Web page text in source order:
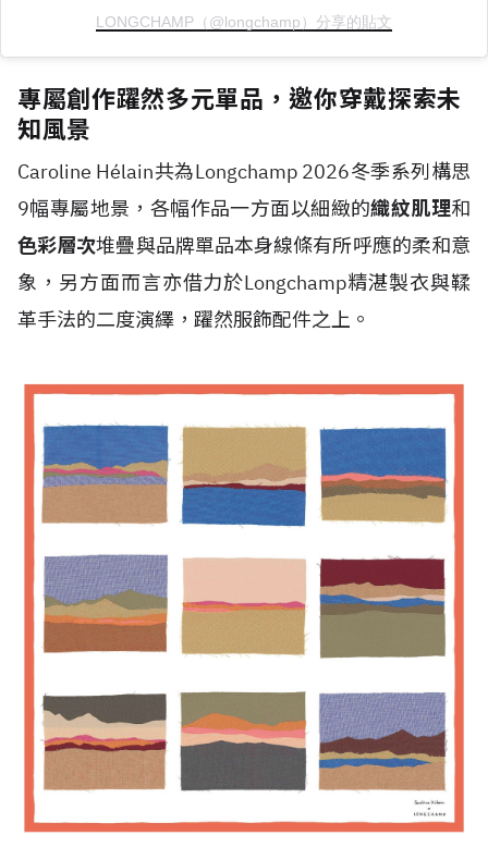
LONGCHAMP（@longchamp）分享的貼文
專屬創作躍然多元單品，邀你穿戴探索未
知風景
Caroline Hélain共為Longchamp 2026冬季系列構思
9幅專屬地景，各幅作品一方面以細緻的織紋肌理和
色彩層次堆疊與品牌單品本身線條有所呼應的柔和意
象，另方面而言亦借力於Longchamp精湛製衣與鞣
革手法的二度演繹，躍然服飾配件之上。